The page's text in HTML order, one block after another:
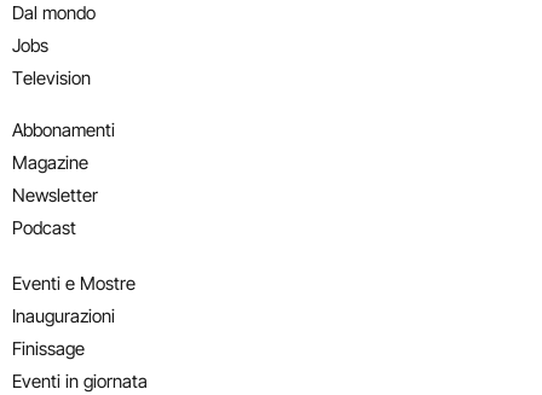
Dal mondo
Jobs
Television
Abbonamenti
Magazine
Newsletter
Podcast
Eventi e Mostre
Inaugurazioni
Finissage
Eventi in giornata